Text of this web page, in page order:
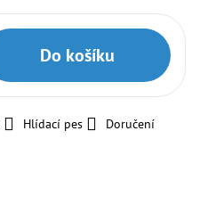
Do košíku
Hlídací pes Doručení